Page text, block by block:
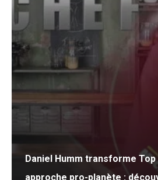
Daniel Humm transforme
approche pro-planète :